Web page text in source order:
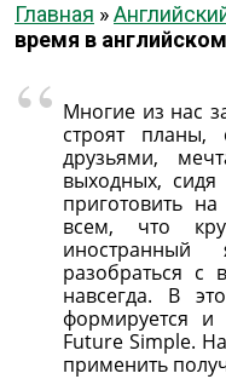
Главная »
время в английском
Многие из нас
строят
друзьями,
выходных,
приготовить
всем, что
иностранный
разобраться с
навсегда. В
формируется и
Future Simple.
применить